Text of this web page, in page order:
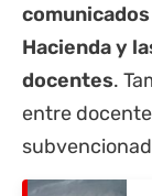
Hacienda y
docentes.
entre